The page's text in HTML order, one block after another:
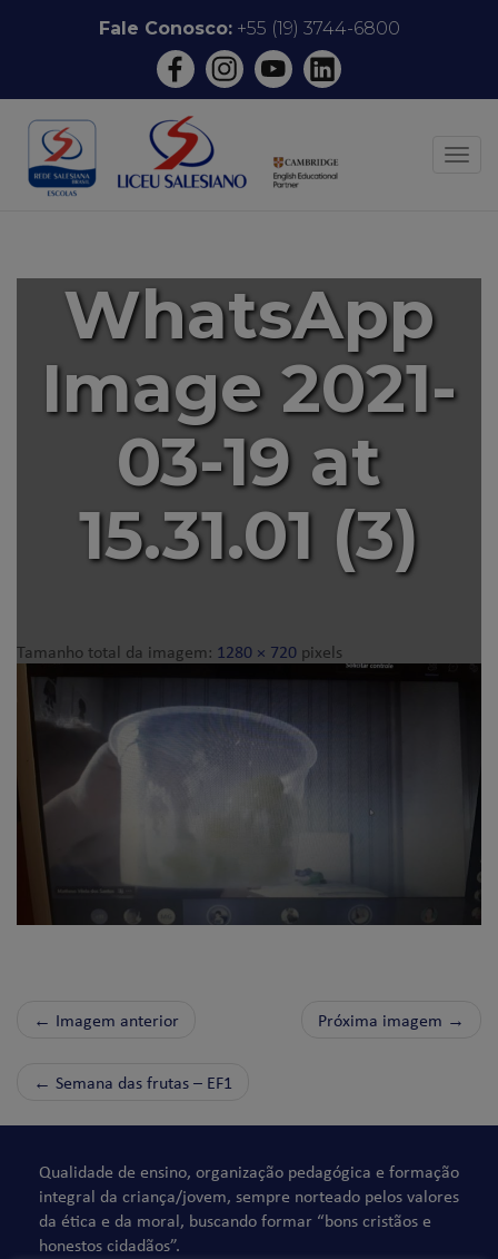
conteúdo
Fale Conosco:+55 (19) 3744-6800
WhatsApp
Image 2021-
03-19 at
15.31.01 (3)
Tamanho total da imagem: 1280 × 720 pixels
← Imagem anterior Próxima imagem →
← Semana das frutas – EF1
Qualidade de ensino, organização pedagógica e formação
integral da criança/jovem, sempre norteado pelos valores
da ética e da moral, buscando formar “bons cristãos e
honestos cidadãos”.